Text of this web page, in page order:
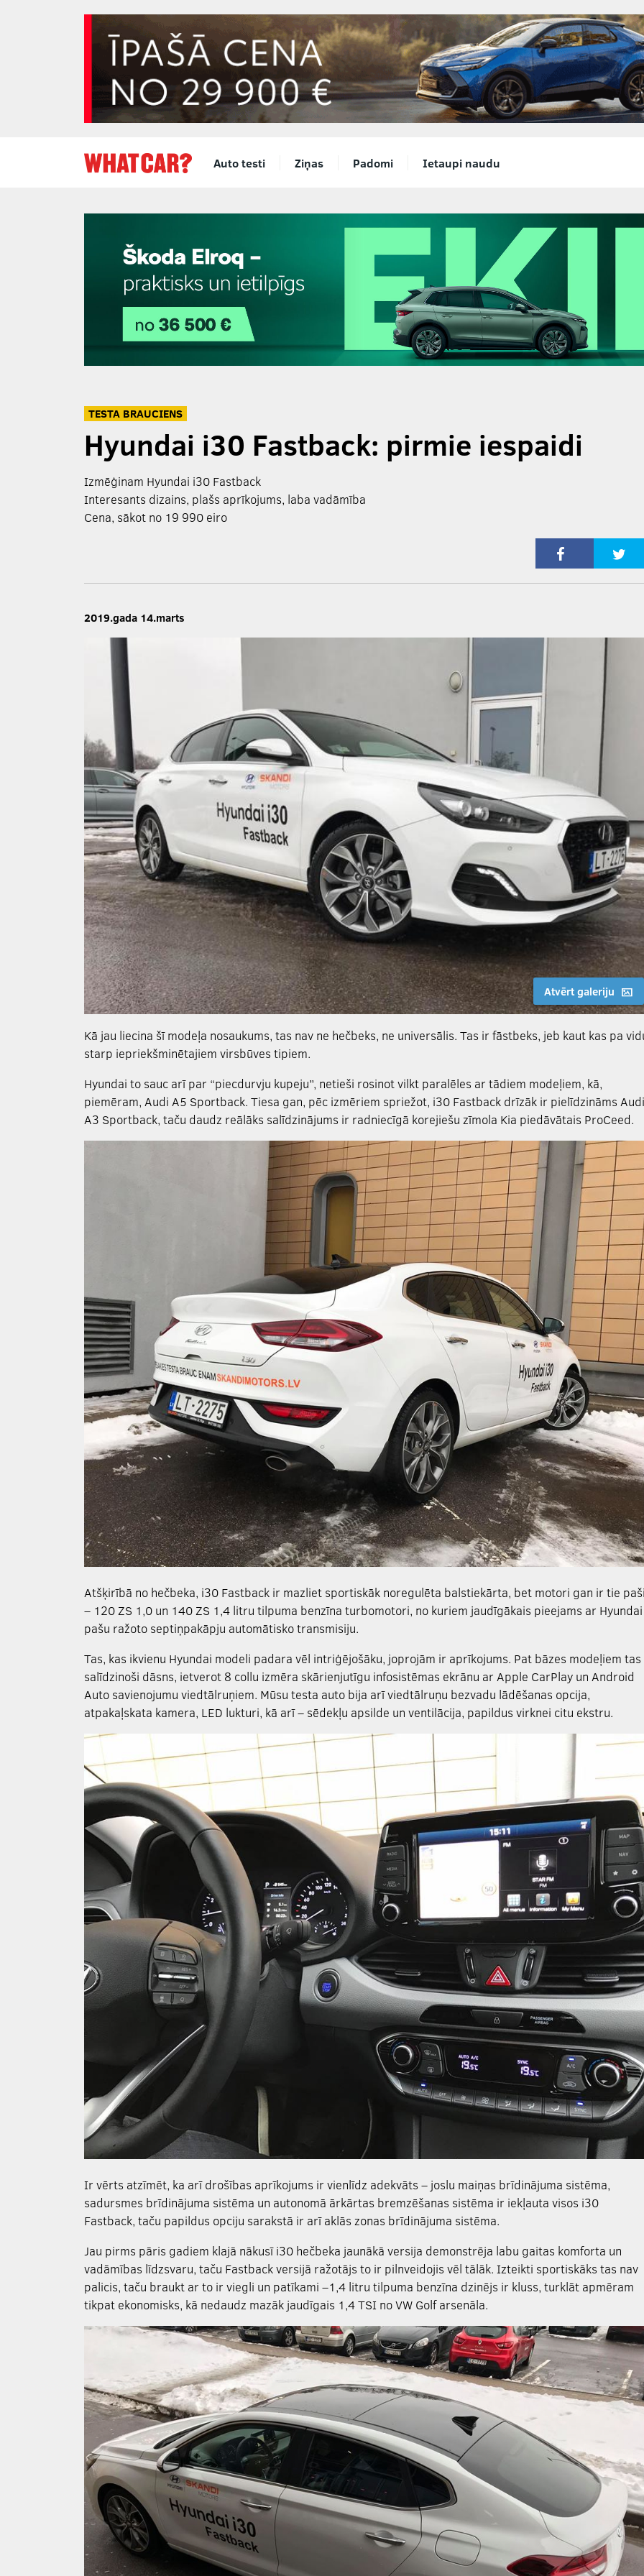
Auto testi Ziņas Padomi Ietaupi naudu
TESTA BRAUCIENS
Hyundai i30 Fastback: pirmie iespaidi
Izmēģinam Hyundai i30 Fastback
Interesants dizains, plašs aprīkojums, laba vadāmība
Cena, sākot no 19 990 eiro
2019.gada 14.marts
Atvērt galeriju
Kā jau liecina šī modeļa nosaukums, tas nav ne hečbeks, ne universālis. Tas ir fāstbeks, jeb kaut kas pa
starp iepriekšminētajiem virsbūves tipiem.
Hyundai to sauc arī par “piecdurvju kupeju”, netieši rosinot vilkt paralēles ar tādiem modeļiem, kā,
piemēram, Audi A5 Sportback. Tiesa gan, pēc izmēriem spriežot, i30 Fastback drīzāk ir pielīdzināms Audi
A3 Sportback, taču daudz reālāks salīdzinājums ir radniecīgā korejiešu zīmola Kia piedāvātais ProCeed.
Atšķirībā no hečbeka, i30 Fastback ir mazliet sportiskāk noregulēta balstiekārta, bet motori gan ir tie
– 120 ZS 1,0 un 140 ZS 1,4 litru tilpuma benzīna turbomotori, no kuriem jaudīgākais pieejams ar Hyundai
pašu ražoto septiņpakāpju automātisko transmisiju.
Tas, kas ikvienu Hyundai modeli padara vēl intriģējošāku, joprojām ir aprīkojums. Pat bāzes modeļiem
salīdzinoši dāsns, ietverot 8 collu izmēra skārienjutīgu infosistēmas ekrānu ar Apple CarPlay un Android
Auto savienojumu viedtālruņiem. Mūsu testa auto bija arī viedtālruņu bezvadu lādēšanas opcija,
atpakaļskata kamera, LED lukturi, kā arī – sēdekļu apsilde un ventilācija, papildus virknei citu ekstru.
Ir vērts atzīmēt, ka arī drošības aprīkojums ir vienlīdz adekvāts – joslu maiņas brīdinājuma sistēma,
sadursmes brīdinājuma sistēma un autonomā ārkārtas bremzēšanas sistēma ir iekļauta visos i30
Fastback, taču papildus opciju sarakstā ir arī aklās zonas brīdinājuma sistēma.
Jau pirms pāris gadiem klajā nākusī i30 hečbeka jaunākā versija demonstrēja labu gaitas komforta un
vadāmības līdzsvaru, taču Fastback versijā ražotājs to ir pilnveidojis vēl tālāk. Izteikti sportiskāks tas nav
palicis, taču braukt ar to ir viegli un patīkami –1,4 litru tilpuma benzīna dzinējs ir kluss, turklāt apmēram
tikpat ekonomisks, kā nedaudz mazāk jaudīgais 1,4 TSI no VW Golf arsenāla.